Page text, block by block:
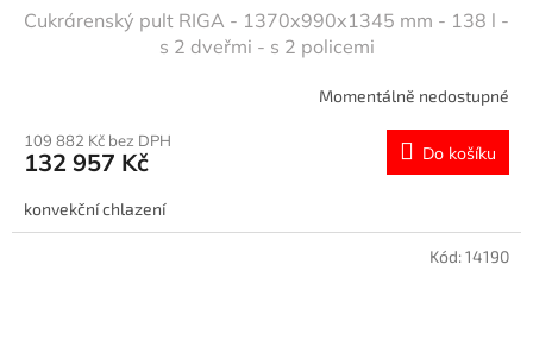
Cukrárenský pult RIGA - 1370x990x1345 mm - 138 l -
s 2 dveřmi - s 2 policemi
Momentálně nedostupné
109 882 Kč bez DPH
132 957 Kč Do košíku
konvekční chlazení
Kód:14190